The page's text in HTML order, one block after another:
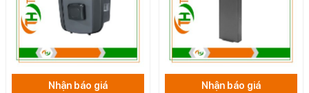
Nhận báo giá Nhận báo giá